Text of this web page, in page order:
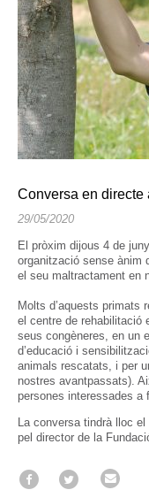
Conversa en directe
29/05/2020
El pròxim dijous 4 de
organització sense ànim
el seu maltractament en
Molts d’aquests
el centre de rehabilitació
seus congèneres, en un
d’educació i
animals rescatats, i per
nostres avantpassats).
persones interessades a
La conversa tindrà lloc
pel director de la